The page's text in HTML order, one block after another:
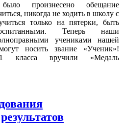
произнесено обещание
никогда не ходить в школу с
только на пятерки, быть
Теперь наши
учениками нашей
носить звание «Ученик»!
класса вручили «Медаль